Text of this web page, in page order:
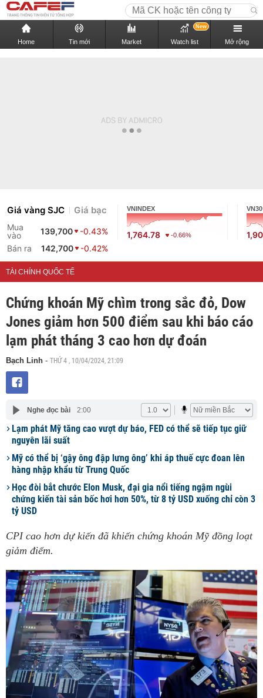
Home Tin mới Market Watch list
New
Mở rộng
Giá vàng SJC Giá bạc
Mua
vào
139,700
-0.43%
Bán ra
142,700 -0.42%
VNINDEX
1,764.78 -0.66%
VN30
TÀI CHÍNH QUỐC TẾ
Chứng khoán Mỹ chìm trong sắc đỏ, Dow
Jones giảm hơn 500 điểm sau khi báo cáo
lạm phát tháng 3 cao hơn dự đoán
Bạch Linh - THỨ 4 , 10/04/2024, 21:09
Nghe đọc bài 2:00
Lạm phát Mỹ tăng cao vượt dự báo, FED có thể sẽ tiếp tục giữ
nguyên lãi suất
Mỹ có thể bị ‘gậy ông đập lưng ông’ khi áp thuế cực đoan lên
hàng nhập khẩu từ Trung Quốc
Học đòi bắt chước Elon Musk, đại gia nổi tiếng ngậm ngùi
chứng kiến tài sản bốc hơi hơn 50%, từ 8 tỷ USD xuống chỉ còn 3
tỷ USD
CPI cao hơn dự kiến đã khiến chứng khoán Mỹ đồng loạt
giảm điểm.